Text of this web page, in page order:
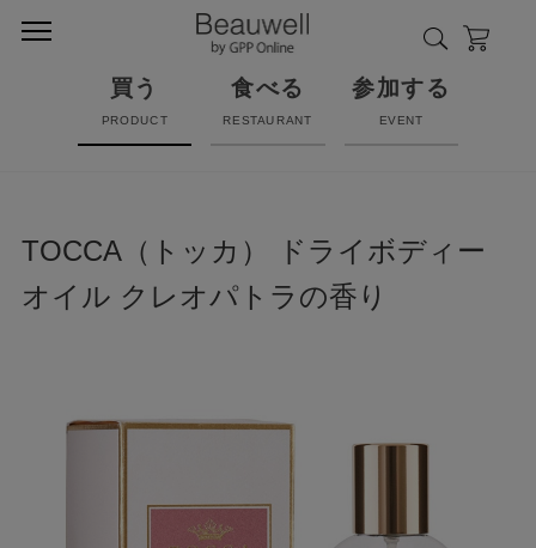
買う
PRODUCT
食べる
RESTAURANT
参加する
EVENT
TOCCA（トッカ） ドライボディー
オイル クレオパトラの香り